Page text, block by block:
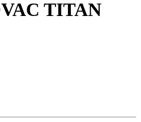
TITAN